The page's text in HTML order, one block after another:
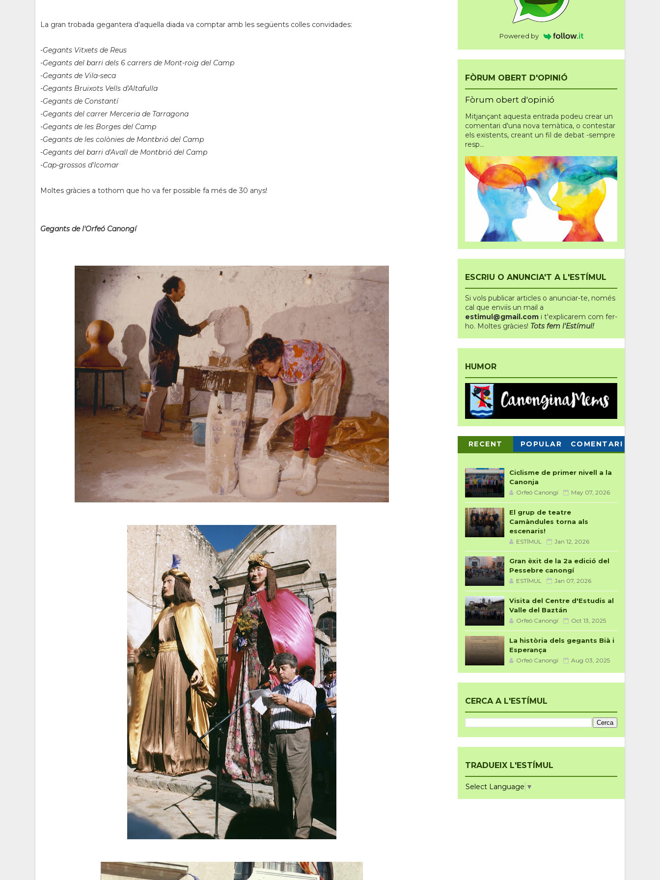
La gran trobada gegantera d'aquella diada va comptar amb les següents colles convidades:
-Gegants Vitxets de Reus
-Gegants del barri dels 6 carrers de Mont-roig del Camp
-Gegants de Vila-seca
-Gegants Bruixots Vells d'Altafulla
-Gegants de Constantí
-Gegants del carrer Merceria de Tarragona
-Gegants de les Borges del Camp
-Gegants de les colònies de Montbrió del Camp
-Gegants del barri d'Avall de Montbrió del Camp
-Cap-grossos d'Icomar
Moltes gràcies a tothom que ho va fer possible fa més de 30 anys!
Gegants de l'Orfeó Canongí
Powered by
FÒRUM OBERT D'OPINIÓ
Fòrum obert d'opinió
Mitjançant aquesta entrada podeu crear un
comentari d'una nova temàtica, o contestar
els existents, creant un fil de debat -sempre
resp...
ESCRIU O ANUNCIA'T A L'ESTÍMUL
Si vols publicar articles o anunciar-te, només
cal que enviïs un mail a
estimul@gmail.com i t'explicarem com fer-
ho. Moltes gràcies! Tots fem l'Estímul!
HUMOR
RECENT POPULAR
COMENTARI
Ciclisme de primer nivell a la
Canonja
Orfeó Canongí May 07, 2026
El grup de teatre
Camàndules torna als
escenaris!
ESTÍMUL Jan 12, 2026
Gran èxit de la 2a edició del
Pessebre canongí
ESTÍMUL Jan 07, 2026
Visita del Centre d'Estudis al
Valle del Baztán
Orfeó Canongí Oct 13, 2025
La història dels gegants Bià i
Esperança
Orfeó Canongí Aug 03, 2025
CERCA A L'ESTÍMUL
TRADUEIX L'ESTÍMUL
Select Language ▼